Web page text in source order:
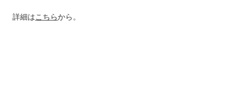
詳細はこちらから。